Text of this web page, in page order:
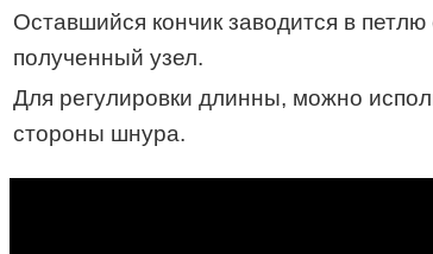
Оставшийся кончик заводится в
полученный узел.
Для регулировки длинны, можно
стороны шнура.